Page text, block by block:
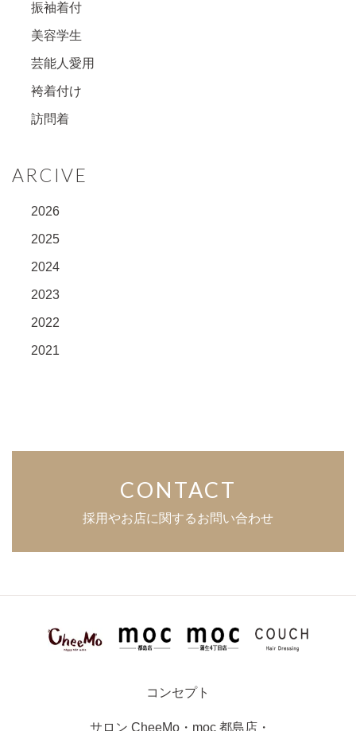
振袖着付
美容学生
芸能人愛用
袴着付け
訪問着
ARCIVE
2026
2025
2024
2023
2022
2021
CONTACT
採用やお店に関するお問い合わせ
コンセプト
サロン CheeMo ・ moc 都島店 ・